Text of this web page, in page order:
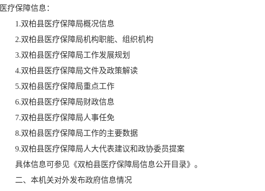
医疗保障信息：
1.双柏县医疗保障局概况信息
2.双柏县医疗保障局机构职能、组织机构
3.双柏县医疗保障局工作发展规划
4.双柏县医疗保障局文件及政策解读
5.双柏县医疗保障局重点工作
6.双柏县医疗保障局财政信息
7.双柏县医疗保障局人事任免
8.双柏县医疗保障局工作的主要数据
9.双柏县医疗保障局人大代表建议和政协委员提案
具体信息可参见《双柏县医疗保障局信息公开目录》。
二、本机关对外发布政府信息情况